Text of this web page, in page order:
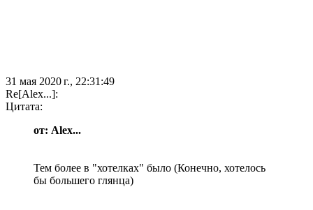
31 мая 2020 г., 22:31:49
Re[Alex...]:
Цитата:
от: Alex...
Тем более в "хотелках" было (Конечно, хотелось
бы большего глянца)